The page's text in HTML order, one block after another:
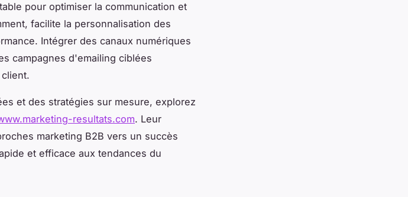
pour optimiser la communication et
facilite la personnalisation des
Intégrer des canaux numériques
campagnes d'emailing ciblées
et des stratégies sur mesure, explorez
resultats.com. Leur
marketing B2B vers un succès
et efficace aux tendances du